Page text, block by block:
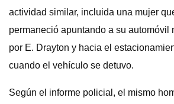
actividad similar, incluida una mujer
permaneció apuntando a su automóvil
por E. Drayton y hacia el
cuando el vehículo se detuvo.
Según el informe policial, el mismo